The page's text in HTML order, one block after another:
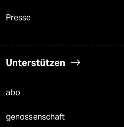
Presse
Unterstützen
abo
genossenschaft